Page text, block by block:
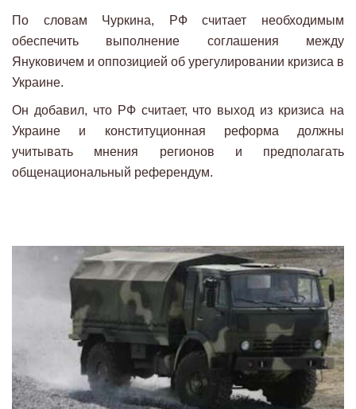
По словам Чуркина, РФ считает необходимым
обеспечить выполнение соглашения между
Януковичем и оппозицией об урегулировании кризиса в
Украине.
Он добавил, что РФ считает, что выход из кризиса на
Украине и конституционная реформа должны
учитывать мнения регионов и предполагать
общенациональный референдум.